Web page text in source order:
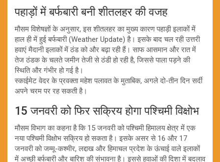
पहाड़ों में बर्फबारी बनी शीतलहर की वजह
मौसम विशेषज्ञों के अनुसार, इस शीतलहर का मुख्य कारण पहाड़ी इलाकों में
हाल ही में हुई बर्फबारी (Weather Update) है। इसके बाद चल रही उत्तरी
हवाएं मैदानी इलाकों में ठंड को और बढ़ा रही हैं। साफ आसमान और रात में
तेज ठंडक के चलते जमीन तेजी से ठंडी हो रही है, जिससे पाला पड़ने की
स्थिति और गंभीर हो गई है।
स्काईमेट वेदर के प्रवक्ता महेश पलावत के मुताबिक, अगले दो-तीन दिन सर्दी
अपने चरम पर रह सकती है।
15 जनवरी को फिर सक्रिय होगा पश्चिमी विक्षोभ
मौसम विभाग का कहना है कि 15 जनवरी को पश्चिमी हिमालय क्षेत्र में एक
नया पश्चिमी विक्षोभ सक्रिय हो सकता है। इसके असर से 16 और 17
जनवरी को जम्मू-कश्मीर, लद्दाख और हिमाचल प्रदेश के ऊंचाई वाले इलाकों
में अच्छी बर्फबारी और बारिश की संभावना है। इससे हवाओं की दिशा में बदलाव